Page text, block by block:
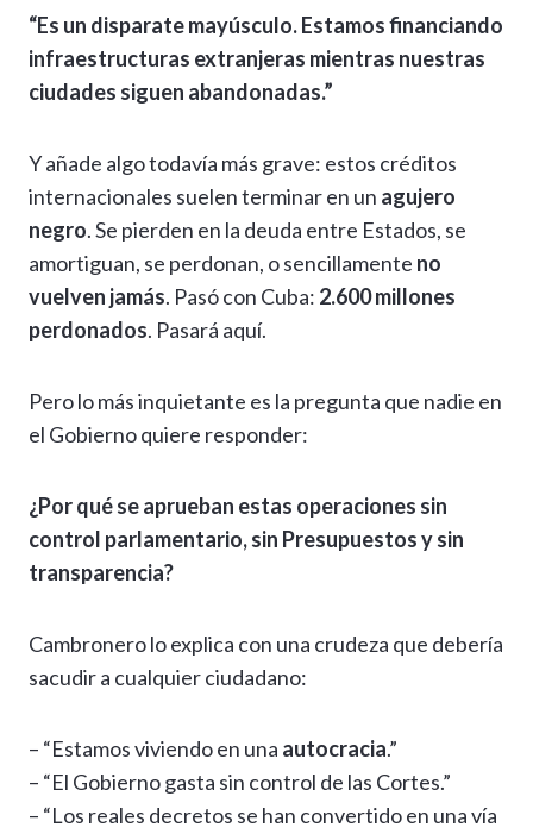
“Es un disparate mayúsculo. Estamos financiando
infraestructuras extranjeras mientras nuestras
ciudades siguen abandonadas.”
Y añade algo todavía más grave: estos créditos
internacionales suelen terminar en un agujero
negro. Se pierden en la deuda entre Estados, se
amortiguan, se perdonan, o sencillamente no
vuelven jamás. Pasó con Cuba: 2.600 millones
perdonados. Pasará aquí.
Pero lo más inquietante es la pregunta que nadie en
el Gobierno quiere responder:
¿Por qué se aprueban estas operaciones sin
control parlamentario, sin Presupuestos y sin
transparencia?
Cambronero lo explica con una crudeza que debería
sacudir a cualquier ciudadano:
– “Estamos viviendo en una autocracia.”
– “El Gobierno gasta sin control de las Cortes.”
– “Los reales decretos se han convertido en una vía